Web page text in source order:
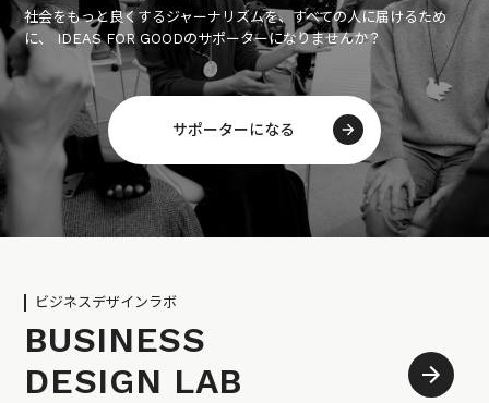
社会をもっと良くするジャーナリズムを、すべての人に届けるため
に、 IDEAS FOR GOODのサポーターになりませんか？
サポーターになる
ビジネスデザインラボ
BUSINESS
DESIGN LAB